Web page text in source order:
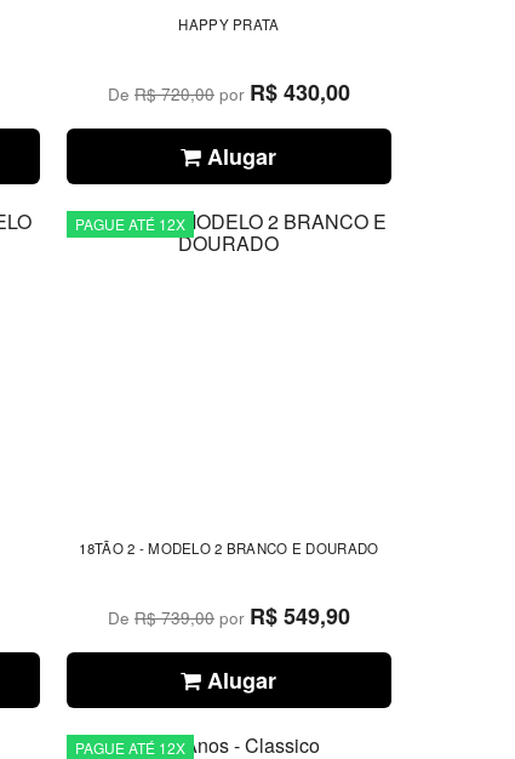
HAPPY PRATA
De R$ 720,00por R$ 430,00
Alugar
PAGUE ATÉ 12X
18TÃO 2 - MODELO 2 BRANCO E DOURADO
De R$ 739,00por R$ 549,90
Alugar
PAGUE ATÉ 12X